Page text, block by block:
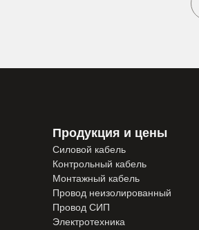
Продукция и цены
Силовой кабель
Контрольный кабель
Монтажный кабель
Провод неизолированный
Провод СИП
Электротехника